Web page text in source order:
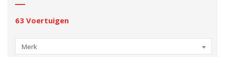
63 Voertuigen
Merk